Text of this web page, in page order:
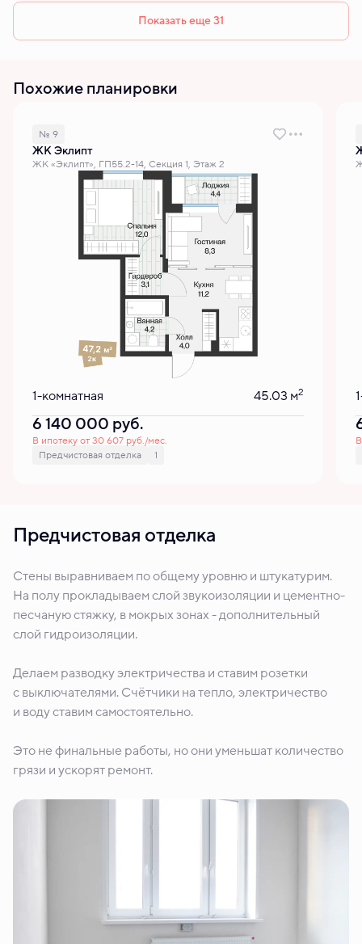
Показать еще 31
Похожие планировки
№ 9
ЖК Эклипт
ЖК «Эклипт», ГП55.2-14, Секция 1, Этаж 2
1-комнатная 45.03 м2
6 140 000 руб.
В ипотеку от 30 607 руб./мес.
Предчистовая отделка
1
Предчистовая отделка
Стены выравниваем по общему уровню и штукатурим.
На полу прокладываем слой звукоизоляции и цементно-
песчаную стяжку, в мокрых зонах - дополнительный
слой гидроизоляции.
Делаем разводку электричества и ставим розетки
с выключателями. Счётчики на тепло, электричество
и воду ставим самостоятельно.
Это не финальные работы, но они уменьшат количество
грязи и ускорят ремонт.